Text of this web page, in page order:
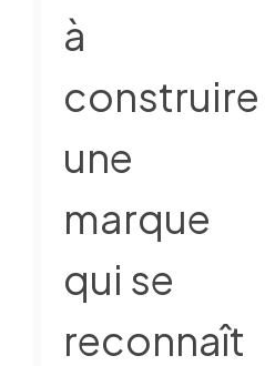
à
construire
une
marque
qui se
reconnaît